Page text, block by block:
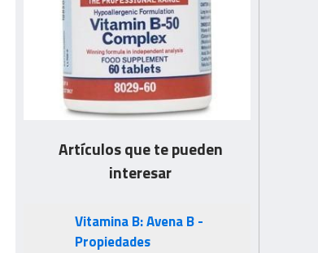
Artículos que te pueden
interesar
Vitamina B: Avena B -
Propiedades